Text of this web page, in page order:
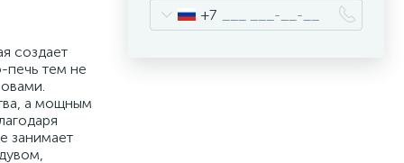
создает
печь тем не
а мощным
занимает
+7